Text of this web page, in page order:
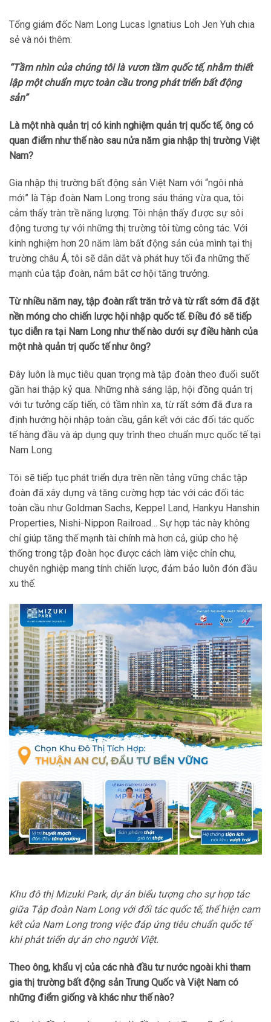
Tổng giám đốc Nam Long Lucas Ignatius Loh Jen Yuh chia
sẻ và nói thêm:
“Tầm nhìn của chúng tôi là vươn tầm quốc tế, nhằm thiết
lập một chuẩn mực toàn cầu trong phát triển bất động
sản”
Là một nhà quản trị có kinh nghiệm quản trị quốc tế, ông có
quan điểm như thế nào sau nửa năm gia nhập thị trường Việt
Nam?
Gia nhập thị trường bất động sản Việt Nam với “ngôi nhà
mới” là Tập đoàn Nam Long trong sáu tháng vừa qua, tôi
cảm thấy tràn trề năng lượng. Tôi nhận thấy được sự sôi
động tương tự với những thị trường tôi từng công tác. Với
kinh nghiệm hơn 20 năm làm bất động sản của mình tại thị
trường châu Á, tôi sẽ dẫn dắt và phát huy tối đa những thế
mạnh của tập đoàn, nắm bắt cơ hội tăng trưởng.
Từ nhiều năm nay, tập đoàn rất trăn trở và từ rất sớm đã đặt
nền móng cho chiến lược hội nhập quốc tế. Điều đó sẽ tiếp
tục diễn ra tại Nam Long như thế nào dưới sự điều hành của
một nhà quản trị quốc tế như ông?
Đây luôn là mục tiêu quan trọng mà tập đoàn theo đuổi suốt
gần hai thập kỷ qua. Những nhà sáng lập, hội đồng quản trị
với tư tưởng cấp tiến, có tầm nhìn xa, từ rất sớm đã đưa ra
định hướng hội nhập toàn cầu, gắn kết với các đối tác quốc
tế hàng đầu và áp dụng quy trình theo chuẩn mực quốc tế tại
Nam Long.
Tôi sẽ tiếp tục phát triển dựa trên nền tảng vững chắc tập
đoàn đã xây dựng và tăng cường hợp tác với các đối tác
toàn cầu như Goldman Sachs, Keppel Land, Hankyu Hanshin
Properties, Nishi-Nippon Railroad… Sự hợp tác này không
chỉ giúp tăng thế mạnh tài chính mà hơn cả, giúp cho hệ
thống trong tập đoàn học được cách làm việc chỉn chu,
chuyên nghiệp mang tính chiến lược, đảm bảo luôn đón đầu
xu thế.
Khu đô thị Mizuki Park, dự án biểu tượng cho sự hợp tác
giữa Tập đoàn Nam Long với đối tác quốc tế, thể hiện cam
kết của Nam Long trong việc đáp ứng tiêu chuẩn quốc tế
khi phát triển dự án cho người Việt.
Theo ông, khẩu vị của các nhà đầu tư nước ngoài khi tham
gia thị trường bất động sản Trung Quốc và Việt Nam có
những điểm giống và khác như thế nào?